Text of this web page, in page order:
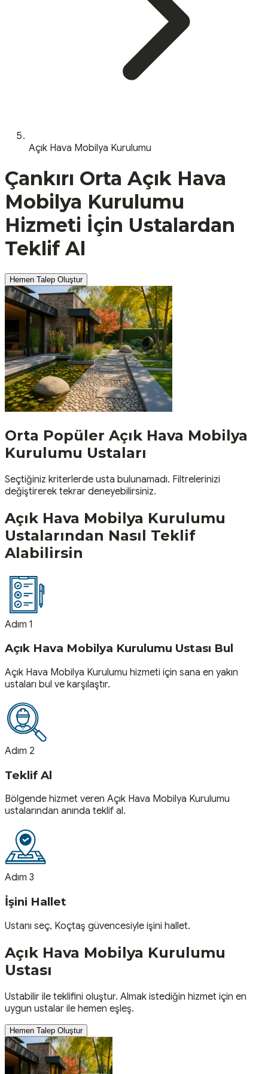
Açık Hava Mobilya Kurulumu
Çankırı Orta Açık Hava
Mobilya Kurulumu
Hizmeti İçin Ustalardan
Teklif Al
Hemen Talep Oluştur
Orta Popüler Açık Hava Mobilya
Kurulumu Ustaları
Seçtiğiniz kriterlerde usta bulunamadı. Filtrelerinizi
değiştirerek tekrar deneyebilirsiniz.
Açık Hava Mobilya Kurulumu
Ustalarından Nasıl Teklif
Alabilirsin
Adım 1
Açık Hava Mobilya Kurulumu Ustası Bul
Açık Hava Mobilya Kurulumu hizmeti için sana en yakın
ustaları bul ve karşılaştır.
Adım 2
Teklif Al
Bölgende hizmet veren Açık Hava Mobilya Kurulumu
ustalarından anında teklif al.
Adım 3
İşini Hallet
Ustanı seç, Koçtaş güvencesiyle işini hallet.
Açık Hava Mobilya Kurulumu
Ustası
Ustabilir ile teklifini oluştur. Almak istediğin hizmet için en
uygun ustalar ile hemen eşleş.
Hemen Talep Oluştur